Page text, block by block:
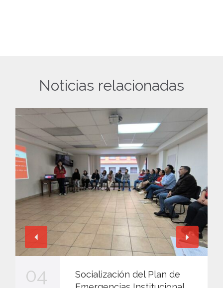
Noticias relacionadas
04
Socialización del Plan de